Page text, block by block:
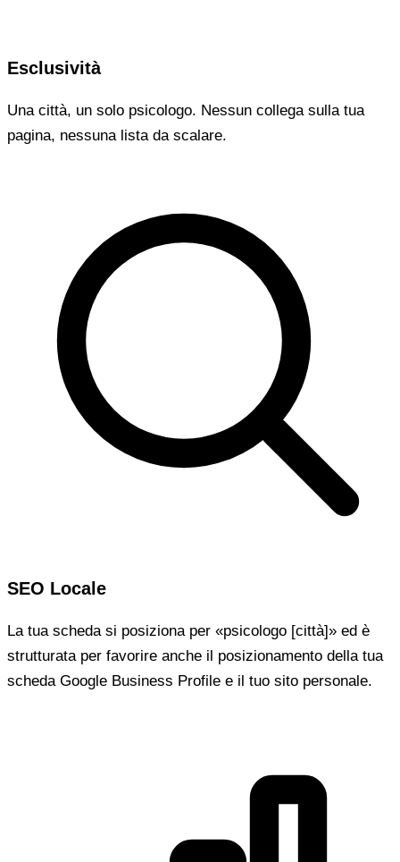
Esclusività
Una città, un solo psicologo. Nessun collega sulla tua
pagina, nessuna lista da scalare.
SEO Locale
La tua scheda si posiziona per «psicologo [città]» ed è
strutturata per favorire anche il posizionamento della tua
scheda Google Business Profile e il tuo sito personale.